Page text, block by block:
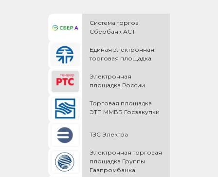
Система торгов
Сбербанк АСТ
Единая электронная
торговая площадка
Электронная
площадка России
Торговая площадка
ЭТП ММВБ Госзакупки
ТЗС Электра
Электронная торговая
площадка Группы
Газпромбанка